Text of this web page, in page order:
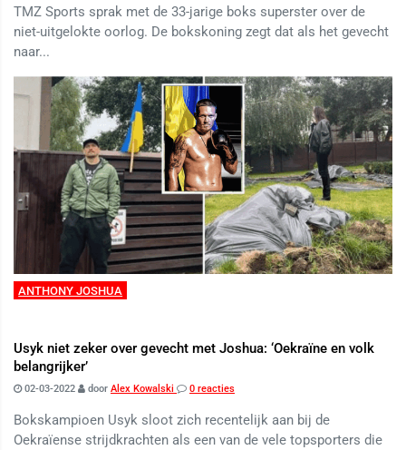
TMZ Sports sprak met de 33-jarige boks superster over de
niet-uitgelokte oorlog. De bokskoning zegt dat als het gevecht
naar...
ANTHONY JOSHUA
Usyk niet zeker over gevecht met Joshua: ‘Oekraïne en volk
belangrijker’
02-03-2022 door Alex Kowalski 0 reacties
Bokskampioen Usyk sloot zich recentelijk aan bij de
Oekraïense strijdkrachten als een van de vele topsporters die